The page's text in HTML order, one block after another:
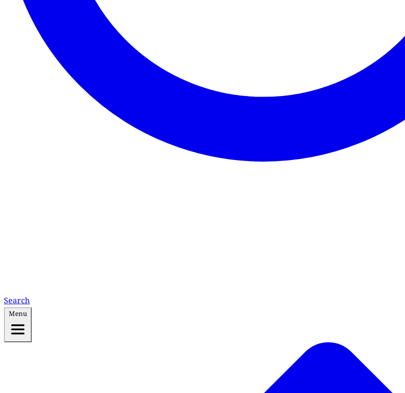
Search
Menu